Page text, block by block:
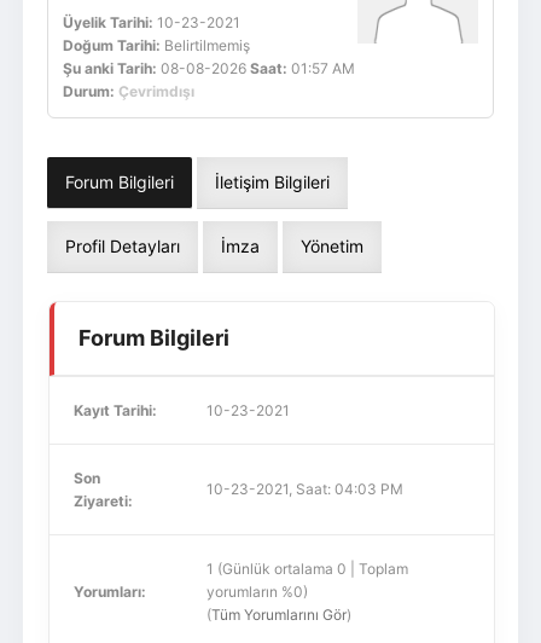
Üyelik Tarihi: 10-23-2021
Doğum Tarihi: Belirtilmemiş
Şu anki Tarih: 08-08-2026 Saat: 01:57 AM
Durum: Çevrimdışı
Forum Bilgileri İletişim Bilgileri
Profil Detayları İmza Yönetim
Forum Bilgileri
Kayıt Tarihi: 10-23-2021
Son
Ziyareti:
10-23-2021, Saat: 04:03 PM
Yorumları:
1 (Günlük ortalama 0 | Toplam
yorumların %0)
(Tüm Yorumlarını Gör)